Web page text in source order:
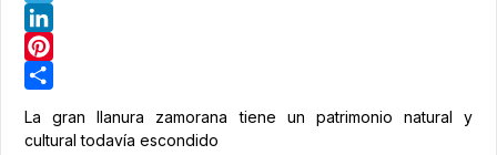
Telegram
LinkedIn
Pinterest
La gran llanura zamorana tiene un patrimonio natural y
cultural todavía escondido